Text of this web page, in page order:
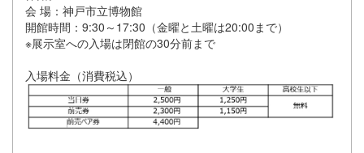
会 場：神戸市立博物館
開館時間：9:30～17:30（金曜と土曜は20:00まで）
※展示室への入場は閉館の30分前まで
入場料金（消費税込）